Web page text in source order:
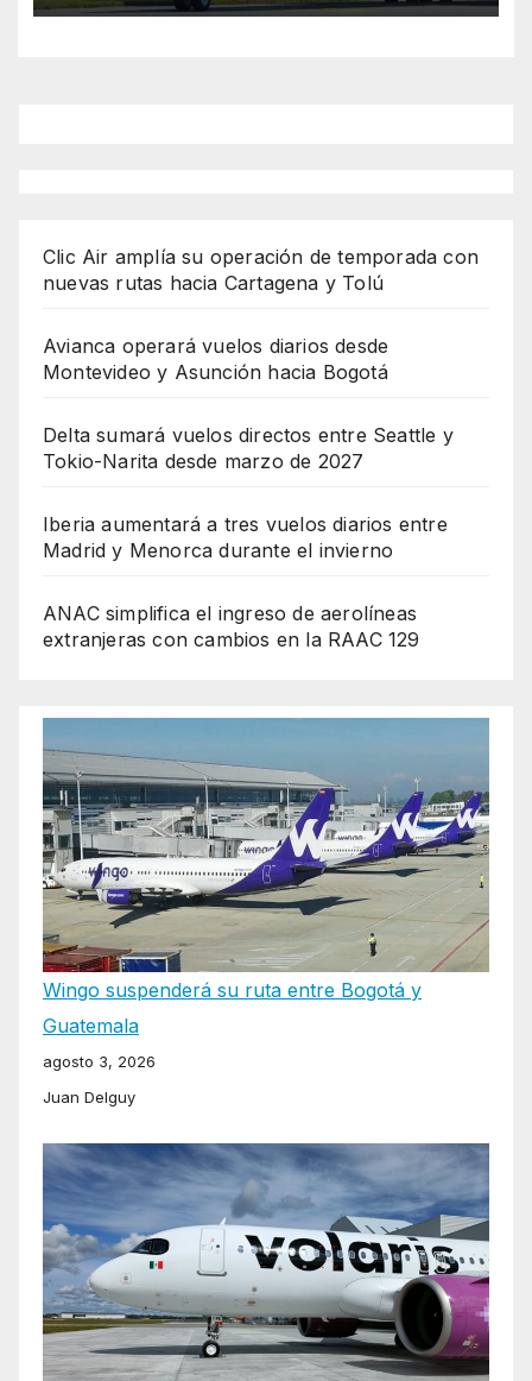
Clic Air amplía su operación de temporada con
nuevas rutas hacia Cartagena y Tolú
Avianca operará vuelos diarios desde
Montevideo y Asunción hacia Bogotá
Delta sumará vuelos directos entre Seattle y
Tokio-Narita desde marzo de 2027
Iberia aumentará a tres vuelos diarios entre
Madrid y Menorca durante el invierno
ANAC simplifica el ingreso de aerolíneas
extranjeras con cambios en la RAAC 129
Wingo suspenderá su ruta entre Bogotá y
Guatemala
agosto 3, 2026
Juan Delguy